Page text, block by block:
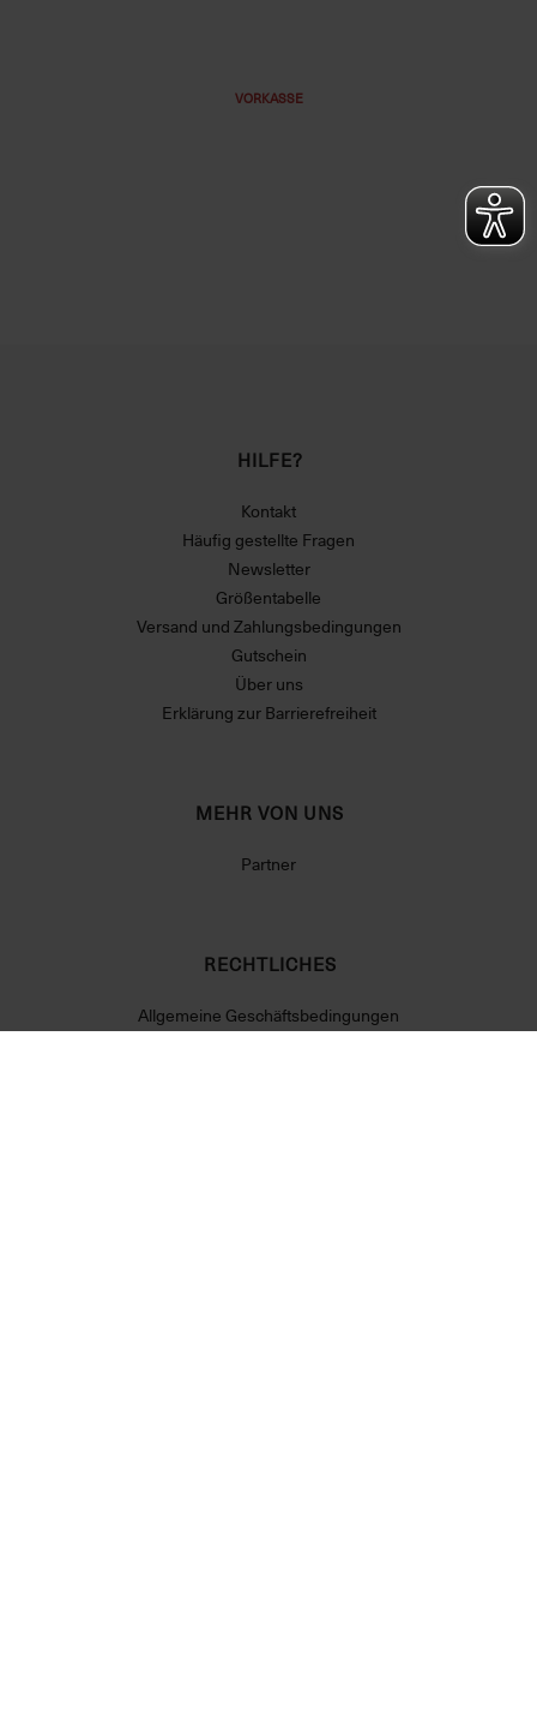
VORKASSE
HILFE?
Kontakt
Häufig gestellte Fragen
Newsletter
Größentabelle
Versand und Zahlungsbedingungen
Gutschein
Über uns
Erklärung zur Barrierefreiheit
MEHR VON UNS
Partner
RECHTLICHES
Allgemeine Geschäftsbedingungen